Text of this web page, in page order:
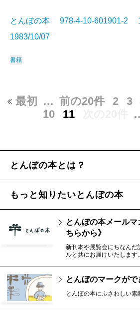
とんぼの本 978-4-10-601901-2
1983/10/07
書籍
最初 … 前の20件 2 3
10
11
とんぼの本とは？
もっと知りたいとんぼの本
とんぼの本メールマ
ちらから》
新刊本や展覧会にちなんだ
ルと共にお届けいたします。
とんぼのマークがで
とんぼの本にふさわしい素